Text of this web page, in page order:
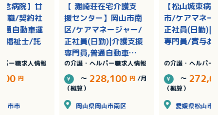
【 灘崎荘在宅介護支
援センター】岡山市南
区/ケアマネージャー/
正社員(日勤)|介護支援
専門員,普通自動車運
転免許/残業なし
の介護・ヘルパー職求人情報
～ 228,100 円 /月
（概算）
岡山県岡山市南区
【松山城東病
市/ケアマネー
正社員(日勤)|
専門員/賞与あ
の介護・ヘルパー
～
（概算）
愛媛県松山市
念病院】廿
職/契約社
通自動車運
福祉士/託
ー職求人情報
円
市市